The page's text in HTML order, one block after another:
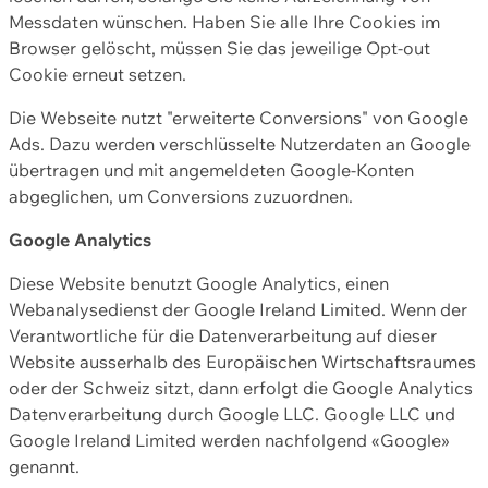
Messdaten wünschen. Haben Sie alle Ihre Cookies im
Browser gelöscht, müssen Sie das jeweilige Opt-out
Cookie erneut setzen.
Die Webseite nutzt "erweiterte Conversions" von Google
Ads. Dazu werden verschlüsselte Nutzerdaten an Google
übertragen und mit angemeldeten Google-Konten
abgeglichen, um Conversions zuzuordnen.
Google Analytics
Diese Website benutzt Google Analytics, einen
Webanalysedienst der Google Ireland Limited. Wenn der
Verantwortliche für die Datenverarbeitung auf dieser
Website ausserhalb des Europäischen Wirtschaftsraumes
oder der Schweiz sitzt, dann erfolgt die Google Analytics
Datenverarbeitung durch Google LLC. Google LLC und
Google Ireland Limited werden nachfolgend «Google»
genannt.